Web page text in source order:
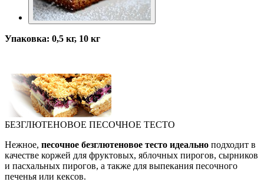
Упаковка: 0,5 кг, 10 кг
БЕЗГЛЮТЕНОВОЕ ПЕСОЧНОЕ ТЕСТО
Нежное, песочное безглютеновое тесто идеально подходит в
качестве коржей для фруктовых, яблочных пирогов, сырников
и пасхальных пирогов, а также для выпекания песочного
печенья или кексов.